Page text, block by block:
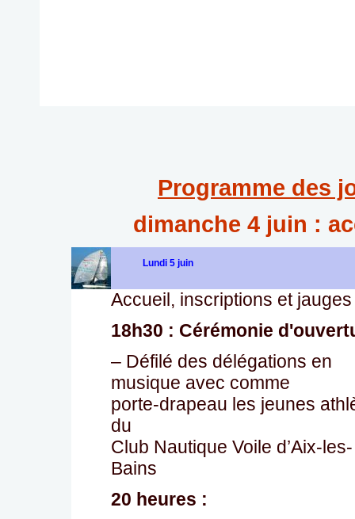
Programme des
dimanche 4 juin :
Lundi 5 juin
Accueil, inscriptions et jauges
18h30 : Cérémonie
– Défilé des délégations en
musique avec comme
porte-drapeau les jeunes
du
Club Nautique Voile d’Aix-les-
Bains
20 heures :